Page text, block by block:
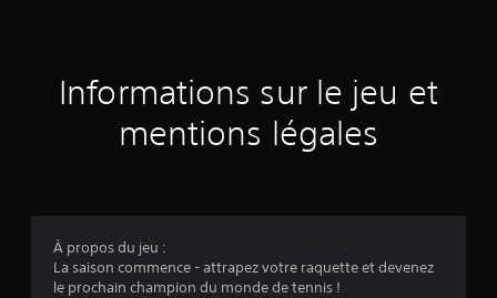
a
Informations sur le jeu et
mentions légales
À propos du jeu :
La saison commence - attrapez votre raquette et devenez
le prochain champion du monde de tennis !